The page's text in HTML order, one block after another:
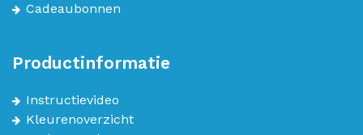
Cadeaubonnen
Productinformatie
Instructievideo
Kleurenoverzicht